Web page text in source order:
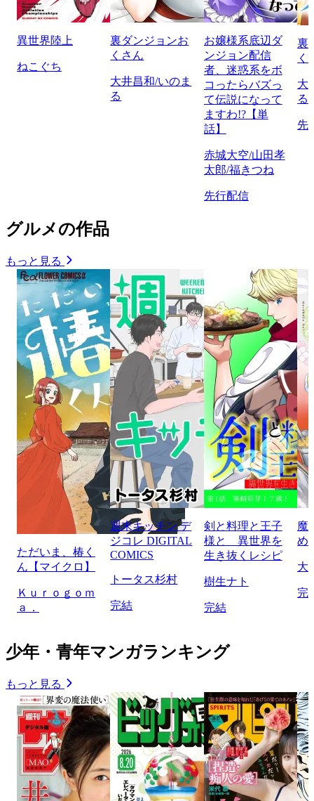
異世界陸上
ねこぐち
裏ダンジョンお
くさん
大井昌和/いのま
る
お嬢様系底辺ダ
ンジョン配信
者、迷惑系をボ
コったらバズっ
て伝説になって
ますわ!?【単
話】
赤城大空/山田孝
太郎/福きつね
先行配信
裏
く
大
る
先
グルメの作品
もっと見る
ただいま、椿く
ん【マイクロ】
Ｋｕｒｏｇｏｍ
ａ．
週末キッチン デ
ジコレ DIGITAL
COMICS
トータス杉村
完結
剣と料理と王子
様と 異世界を
生き抜くレシピ
樹生ナト
完結
魔
め
大
完
少年・青年マンガランキング
もっと見る